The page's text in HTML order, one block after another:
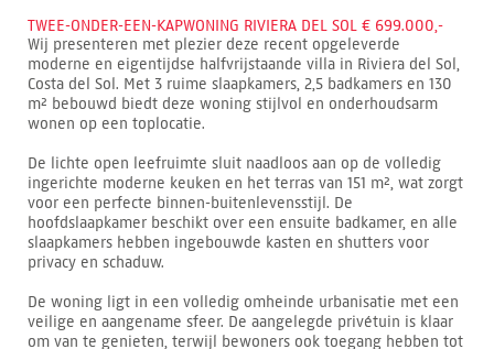
TWEE-ONDER-EEN-KAPWONING RIVIERA DEL SOL € 699.000,-
Wij presenteren met plezier deze recent opgeleverde
moderne en eigentijdse halfvrijstaande villa in Riviera del Sol,
Costa del Sol. Met 3 ruime slaapkamers, 2,5 badkamers en 130
m² bebouwd biedt deze woning stijlvol en onderhoudsarm
wonen op een toplocatie.
De lichte open leefruimte sluit naadloos aan op de volledig
ingerichte moderne keuken en het terras van 151 m², wat zorgt
voor een perfecte binnen-buitenlevensstijl. De
hoofdslaapkamer beschikt over een ensuite badkamer, en alle
slaapkamers hebben ingebouwde kasten en shutters voor
privacy en schaduw.
De woning ligt in een volledig omheinde urbanisatie met een
veilige en aangename sfeer. De aangelegde privétuin is klaar
om van te genieten, terwijl bewoners ook toegang hebben tot